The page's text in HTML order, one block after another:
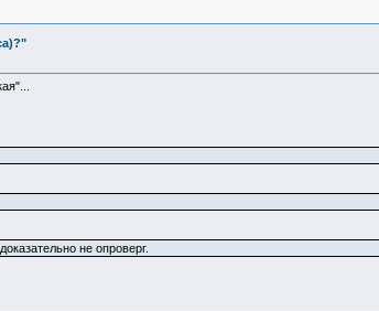
не опроверг.